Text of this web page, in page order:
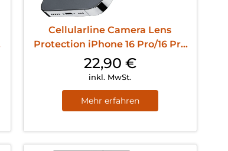
Cellularline Camera Lens
Protection iPhone 16 Pro/16 Pro
Max Clear
22,90 €
inkl. MwSt.
Mehr erfahren